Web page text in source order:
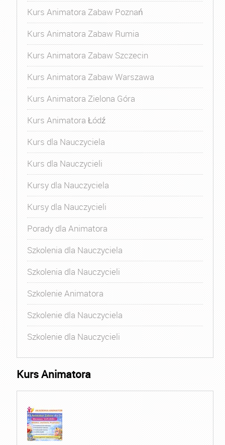
Kurs Animatora Zabaw Poznań
Kurs Animatora Zabaw Rumia
Kurs Animatora Zabaw Szczecin
Kurs Animatora Zabaw Warszawa
Kurs Animatora Zielona Góra
Kurs Animatora Łódź
Kurs dla Nauczyciela
Kurs dla Nauczycieli
Kursy dla Nauczyciela
Kursy dla Nauczycieli
Porady dla Animatora
Szkolenia dla Nauczyciela
Szkolenia dla Nauczycieli
Szkolenie Animatora
Szkolenie dla Nauczyciela
Szkolenie dla Nauczycieli
Kurs Animatora